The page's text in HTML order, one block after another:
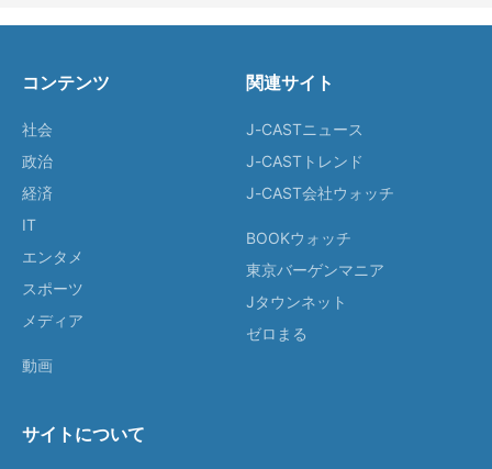
コンテンツ
社会
政治
経済
IT
エンタメ
スポーツ
メディア
動画
関連サイト
J-CASTニュース
J-CASTトレンド
J-CAST会社ウォッチ
BOOKウォッチ
東京バーゲンマニア
Jタウンネット
ゼロまる
サイトについて